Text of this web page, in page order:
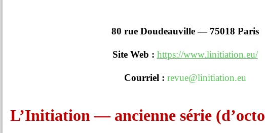
80 rue Doudeauville — 75018 Paris
Site Web : https://www.linitiation.eu/
Courriel : revue@linitiation.eu
L’Initiation — ancienne série